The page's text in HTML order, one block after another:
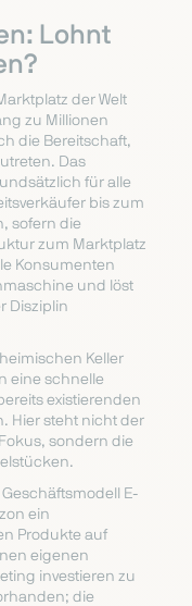
Lohnt
der Welt
zu Millionen
die Bereitschaft,
Das
für alle
bis zum
sofern die
zum Marktplatz
Konsumenten
und löst
Disziplin
Keller
eine schnelle
existierenden
Hier steht nicht der
sondern die
E-
ein
Produkte auf
eigenen
investieren zu
die